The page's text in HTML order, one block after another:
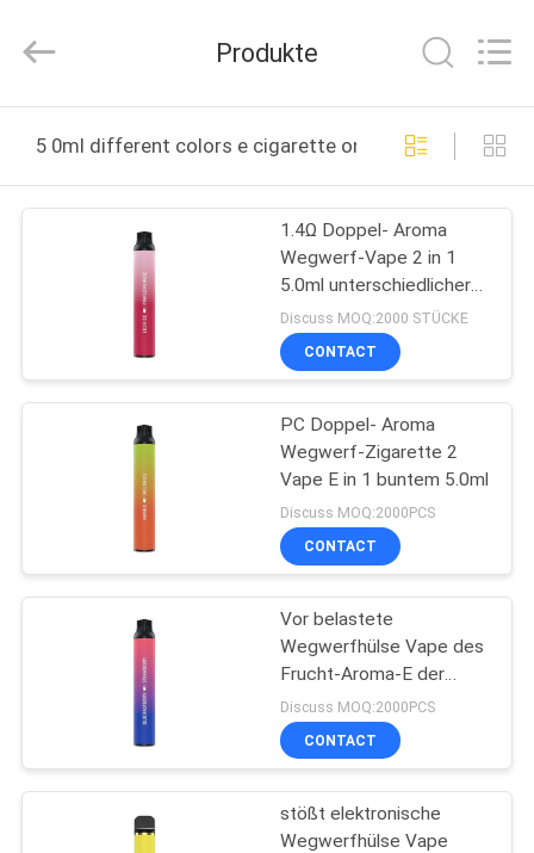
PRODUKTE
UNS
AUSFLUG
QUALITÄTSKONTROLLE
FORDERN
ZITAT
Developed
Produkte
5 0ml different colors e cigarette online manufacture
1.4Ω Doppel- Aroma
Wegwerf-Vape 2 in 1
5.0ml unterschiedlicher
Zigarette der Farbee
Discuss MOQ:2000 STÜCKE
CONTACT
PC Doppel- Aroma
Wegwerf-Zigarette 2
Vape E in 1 buntem 5.0ml
Discuss MOQ:2000PCS
CONTACT
Vor belastete
Wegwerfhülse Vape des
Frucht-Aroma-E der
Zigaretten-2200 der
Hauch-5.0ml
Discuss MOQ:2000PCS
CONTACT
stößt elektronische
Wegwerfhülse Vape